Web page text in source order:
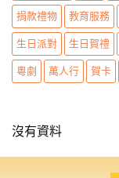
捐款禮物 教育服務
生日派對 生日賀禮
粵劇 萬人行 賀卡
沒有資料